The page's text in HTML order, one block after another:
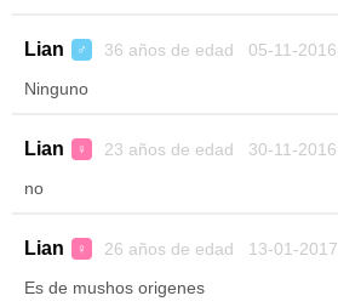
Lian ♂ 36 años de edad 05-11-2016
Ninguno
Lian ♀ 23 años de edad 30-11-2016
no
Lian ♀ 26 años de edad 13-01-2017
Es de mushos origenes